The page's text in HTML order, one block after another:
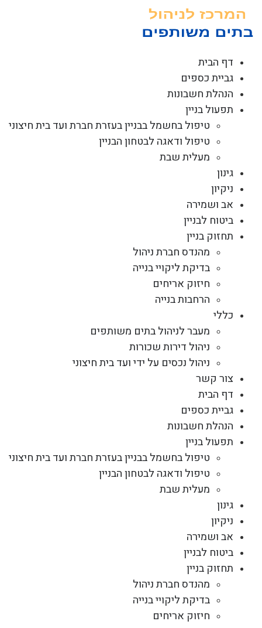
דף הבית
גביית כספים
הנהלת חשבונות
תפעול בניין
טיפול בחשמל בבניין בעזרת חברת ועד בית חיצוני
טיפול ודאגה לבטחון הבניין
מעלית שבת
גינון
ניקיון
אב ושמירה
ביטוח לבניין
תחזוק בניין
מהנדס חברת ניהול
בדיקת ליקויי בנייה
חיזוק אריחים
הרחבות בנייה
כללי
מעבר לניהול בתים משותפים
ניהול דירות שכורות
ניהול נכסים על ידי ועד בית חיצוני
צור קשר
דף הבית
גביית כספים
הנהלת חשבונות
תפעול בניין
טיפול בחשמל בבניין בעזרת חברת ועד בית חיצוני
טיפול ודאגה לבטחון הבניין
מעלית שבת
גינון
ניקיון
אב ושמירה
ביטוח לבניין
תחזוק בניין
מהנדס חברת ניהול
בדיקת ליקויי בנייה
חיזוק אריחים